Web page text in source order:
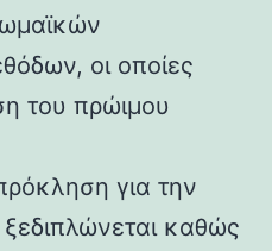
οι οποίες
του πρώιμου
για την
καθώς